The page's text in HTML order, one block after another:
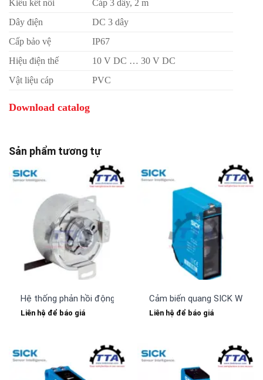
Kiểu kết nối
Cáp 3 dây, 2 m
Dây điện
DC 3 dây
Cấp bảo vệ
IP67
Hiệu điện thế
10 V DC … 30 V DC
Vật liệu cáp
PVC
Download catalog
Sản phẩm tương tự
Hệ thống phản hồi động cơ SICK SFS60S-HLKT0K02
Liên hệ để báo giá
Cảm biến quang SICK WT24-
Liên hệ để báo giá